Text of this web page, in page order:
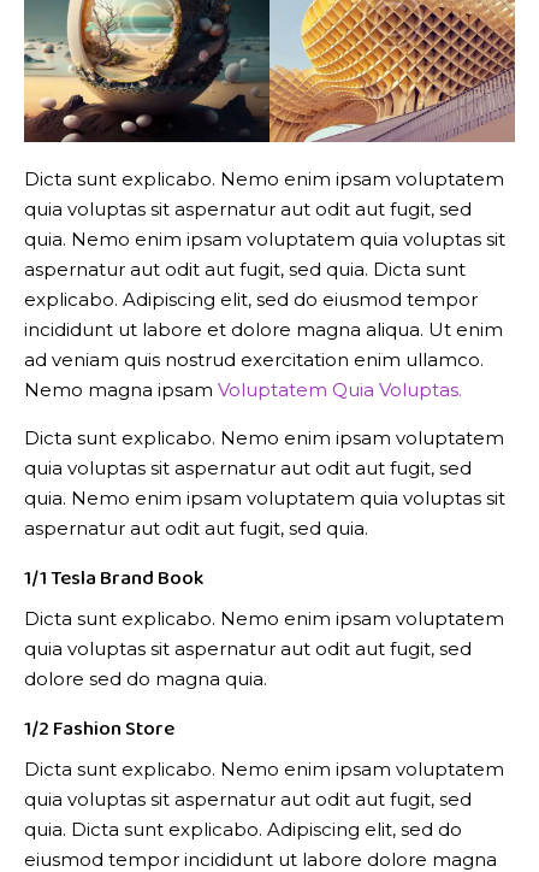
Dicta sunt explicabo. Nemo enim ipsam voluptatem
quia voluptas sit aspernatur aut odit aut fugit, sed
quia. Nemo enim ipsam voluptatem quia voluptas sit
aspernatur aut odit aut fugit, sed quia. Dicta sunt
explicabo. Adipiscing elit, sed do eiusmod tempor
incididunt ut labore et dolore magna aliqua. Ut enim
ad veniam quis nostrud exercitation enim ullamco.
Nemo magna ipsam Voluptatem Quia Voluptas.
Dicta sunt explicabo. Nemo enim ipsam voluptatem
quia voluptas sit aspernatur aut odit aut fugit, sed
quia. Nemo enim ipsam voluptatem quia voluptas sit
aspernatur aut odit aut fugit, sed quia.
1/1 Tesla Brand Book
Dicta sunt explicabo. Nemo enim ipsam voluptatem
quia voluptas sit aspernatur aut odit aut fugit, sed
dolore sed do magna quia.
1/2 Fashion Store
Dicta sunt explicabo. Nemo enim ipsam voluptatem
quia voluptas sit aspernatur aut odit aut fugit, sed
quia. Dicta sunt explicabo. Adipiscing elit, sed do
eiusmod tempor incididunt ut labore dolore magna